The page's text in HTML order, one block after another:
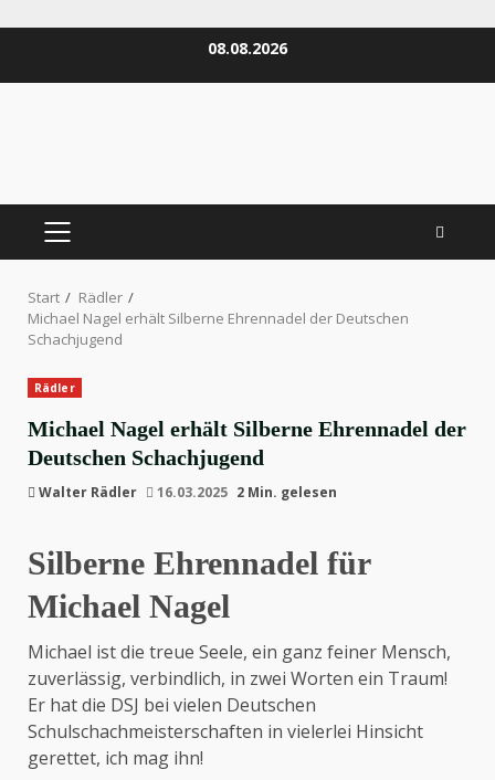
08.08.2026
PRIMÄRES
Start
Rädler
Michael Nagel erhält Silberne Ehrennadel der Deutschen
Schachjugend
Rädler
Michael Nagel erhält Silberne Ehrennadel der
Deutschen Schachjugend
Walter Rädler 16.03.2025 2 Min. gelesen
Silberne Ehrennadel für
Michael Nagel
Michael ist die treue Seele, ein ganz feiner Mensch,
zuverlässig, verbindlich, in zwei Worten ein Traum!
Er hat die DSJ bei vielen Deutschen
Schulschachmeisterschaften in vielerlei Hinsicht
gerettet, ich mag ihn!